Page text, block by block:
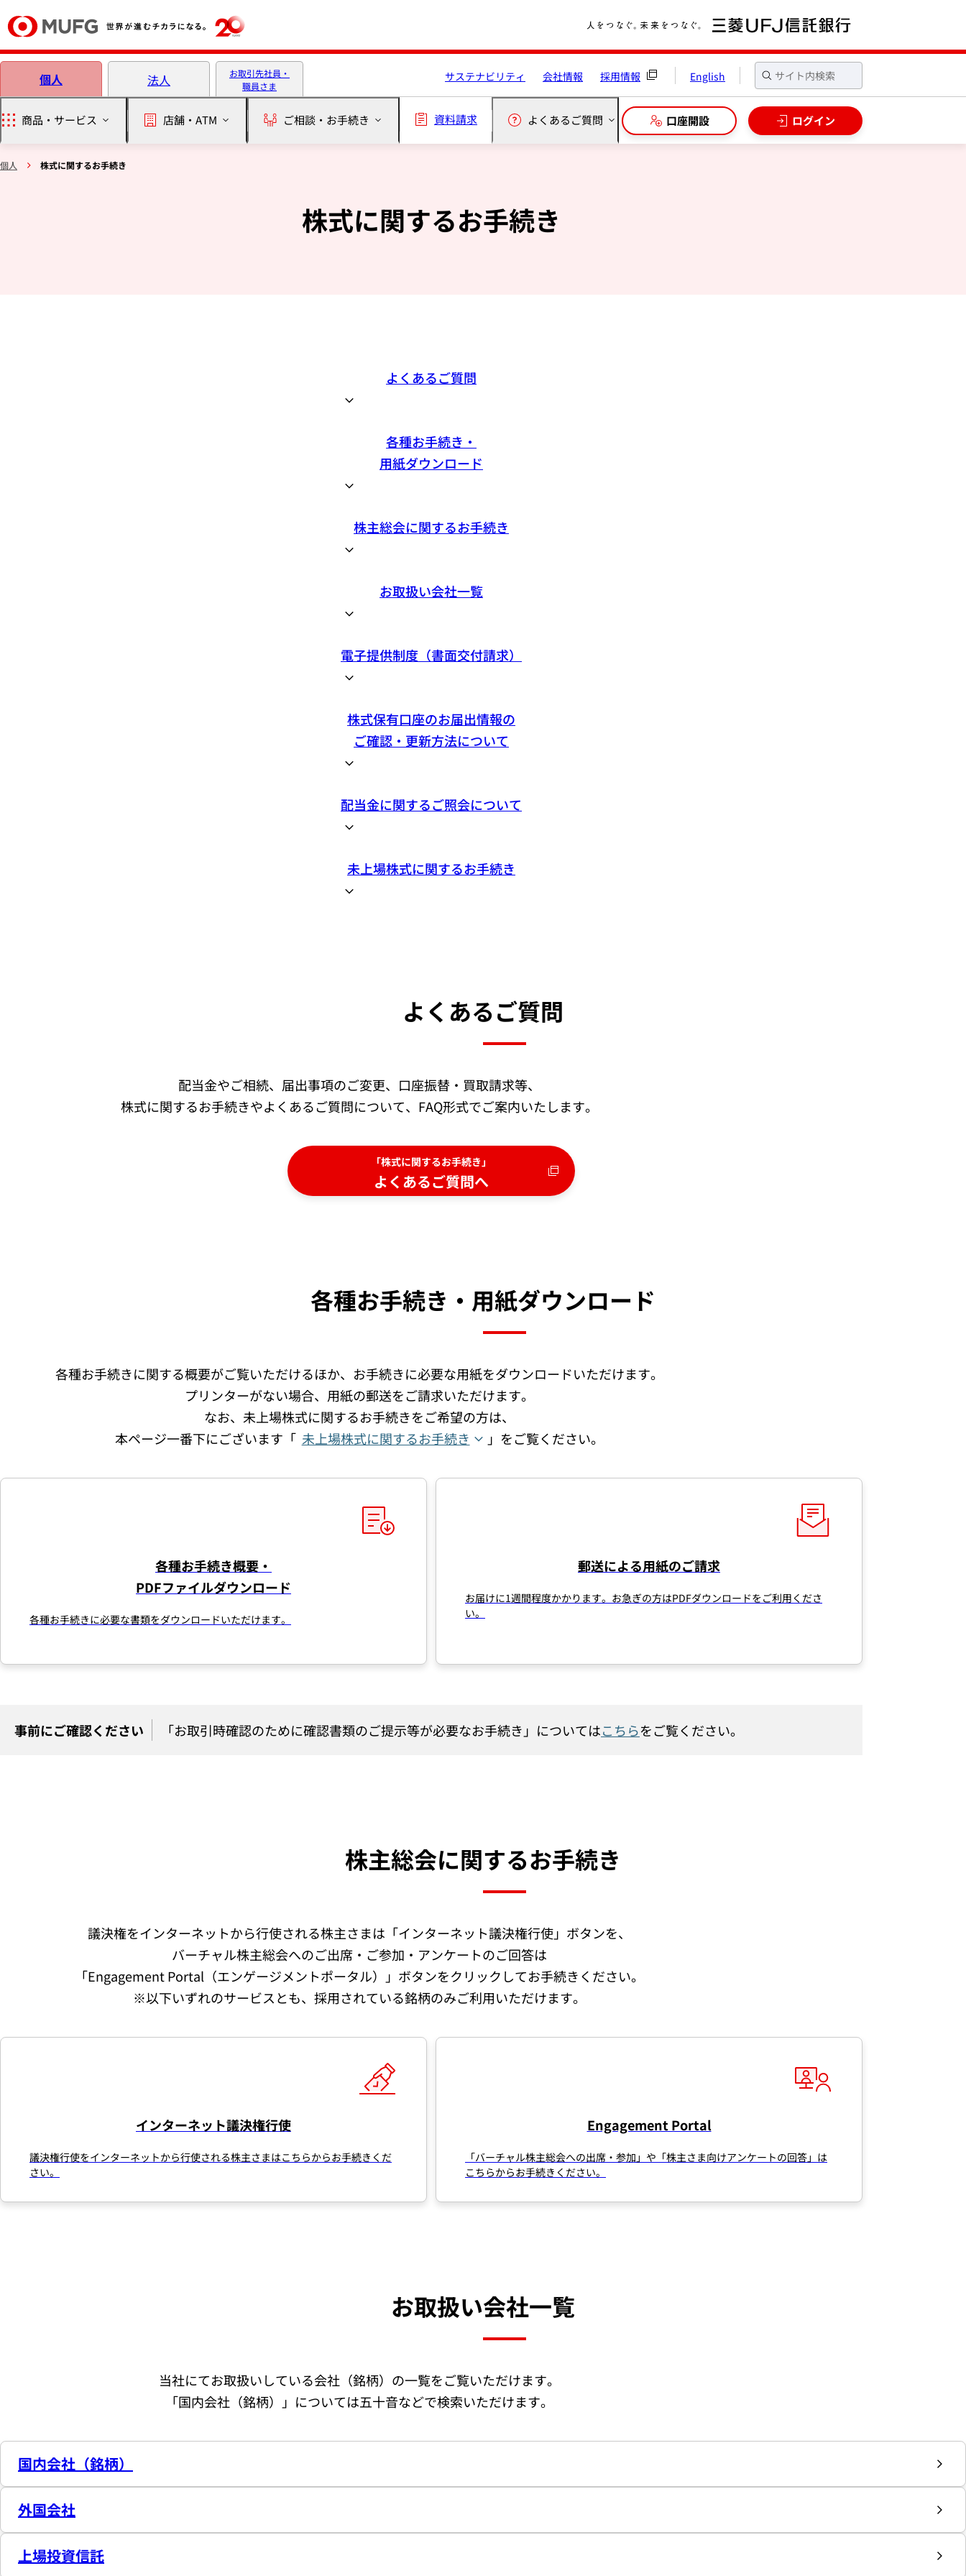
個人 法人
お取引先社員・
職員さま
サステナビリティ 会社情報 採用情報 English
商品・サービス 店舗・ATM ご相談・お手続き 資料請求 よくあるご質問 口座開設 ログイン
個人 株式に関するお手続き
株式に関するお手続き
よくあるご質問
各種お手続き・
用紙ダウンロード
株主総会に関するお手続き
お取扱い会社一覧
電子提供制度（書面交付請求）
株式保有口座のお届出情報の
ご確認・更新方法について
配当金に関するご照会について
未上場株式に関するお手続き
よくあるご質問
配当金やご相続、届出事項のご変更、口座振替・買取請求等、
株式に関するお手続きやよくあるご質問について、FAQ形式でご案内いたします。
「株式に関するお手続き」
よくあるご質問へ
各種お手続き・用紙ダウンロード
各種お手続きに関する概要がご覧いただけるほか、お手続きに必要な用紙をダウンロードいただけます。
プリンターがない場合、用紙の郵送をご請求いただけます。
なお、未上場株式に関するお手続きをご希望の方は、
本ページ一番下にございます「 未上場株式に関するお手続き 」をご覧ください。
各種お手続き概要・
PDFファイルダウンロード
各種お手続きに必要な書類をダウンロードいただけます。
郵送による用紙のご請求
お届けに1週間程度かかります。お急ぎの方はPDFダウンロードをご利用くださ
い。
事前にご確認ください 「お取引時確認のために確認書類のご提示等が必要なお手続き」についてはこちらをご覧ください。
株主総会に関するお手続き
議決権をインターネットから行使される株主さまは「インターネット議決権行使」ボタンを、
バーチャル株主総会へのご出席・ご参加・アンケートのご回答は
「Engagement Portal（エンゲージメントポータル）」ボタンをクリックしてお手続きください。
※以下いずれのサービスとも、採用されている銘柄のみご利用いただけます。
インターネット議決権行使
議決権行使をインターネットから行使される株主さまはこちらからお手続きくだ
さい。
Engagement Portal
「バーチャル株主総会への出席・参加」や「株主さま向けアンケートの回答」は
こちらからお手続きください。
お取扱い会社一覧
当社にてお取扱いしている会社（銘柄）の一覧をご覧いただけます。
「国内会社（銘柄）」については五十音などで検索いただけます。
国内会社（銘柄）
外国会社
上場投資信託